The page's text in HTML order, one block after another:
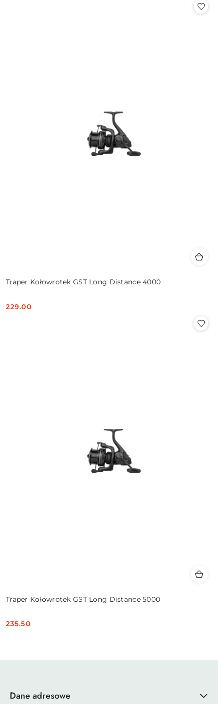
Traper Kołowrotek GST Long Distance 4000
Cena:
229.00
Traper Kołowrotek GST Long Distance 5000
Cena:
235.50
Dane adresowe